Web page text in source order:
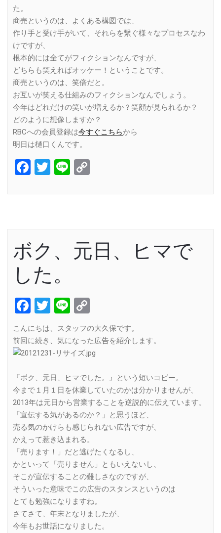
た。
商売というのは、よくある構図では、
作り手と受け手がいて、それらを繋ぐ様々なプロセスなわ
けですが、
根本的には全てがフィクションなんですが、
どちらも笑えればオッケー！ということです。
商売というのは、笑倍だと。
お互いが笑える仕組みのフィクションなんでしょう。
今年はどれだけの笑いが増えるか？笑顔が見られるか？
どのように想像しますか？
RBCへの会員登録は今すぐこちらから
明日は樋口くんです。
Facebook
Twitter
Line
ボク、元日、ヒマで
した。
Facebook
Twitter
Line
Link
こんにちは、スタッフの大久保です。
前回に続き、気になった広告を紹介します。
『ボク、元日、ヒマでした。』という短いコピー。
今まで１月１日を休業していたのかは分かりませんが、
2013年は元日から営業することを逆説的に伝えています。
「宣伝する気があるのか？」と思うほど、
売る気のかけらも感じられない広告ですが、
かえって惹き込まれる。
「売ります！」だと逃げたくなるし、
かといって「売りません」ともいえないし、
そこが宣伝することの難しさなのですが、
そういった意味でこの広告のスタンスというのは
とても勉強になりますね。
さてさて、年末となりましたが、
今年もお世話になりました。